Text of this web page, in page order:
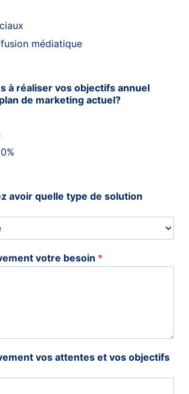
médiatique
à réaliser vos objectifs annuel
de marketing actuel?
avoir quelle type de solution
votre besoin *
vos attentes et vos objectifs